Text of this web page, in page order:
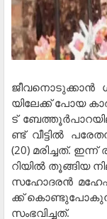
ജീ​വ​നൊ​ടു​ക്കാ​ൻ
യി​ലേ​ക്ക് പോ​യ
ട്
ണ്ട് വീ​ട്ടി​ല്‍
(20) മ​രി​ച്ച​ത്.
റി​യി​ല്‍ തൂ​ങ്ങി​യ
സ​ഹോ​ദ​ര​ന്‍
ക്ക്
സം​ഭ​വി​ച്ച​ത്.